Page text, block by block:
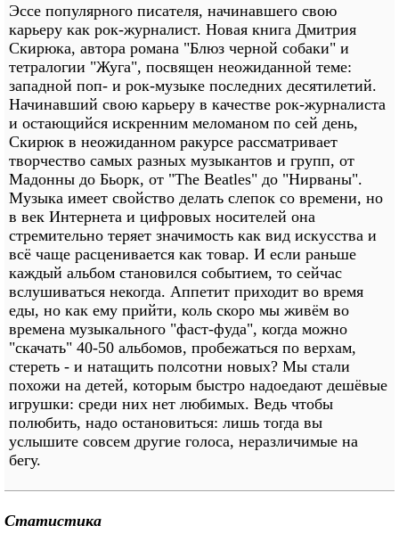
Эссе популярного писателя, начинавшего свою
карьеру как рок-журналист. Новая книга Дмитрия
Скирюка, автора романа "Блюз черной собаки" и
тетралогии "Жуга", посвящен неожиданной теме:
западной поп- и рок-музыке последних десятилетий.
Начинавший свою карьеру в качестве рок-журналиста
и остающийся искренним меломаном по сей день,
Скирюк в неожиданном ракурсе рассматривает
творчество самых разных музыкантов и групп, от
Мадонны до Бьорк, от "The Beatles" до "Нирваны".
Музыка имеет свойство делать слепок со времени, но
в век Интернета и цифровых носителей она
стремительно теряет значимость как вид искусства и
всё чаще расценивается как товар. И если раньше
каждый альбом становился событием, то сейчас
вслушиваться некогда. Аппетит приходит во время
еды, но как ему прийти, коль скоро мы живём во
времена музыкального "фаст-фуда", когда можно
"скачать" 40-50 альбомов, пробежаться по верхам,
стереть - и натащить полсотни новых? Мы стали
похожи на детей, которым быстро надоедают дешёвые
игрушки: среди них нет любимых. Ведь чтобы
полюбить, надо остановиться: лишь тогда вы
услышите совсем другие голоса, неразличимые на
бегу.
Статистика